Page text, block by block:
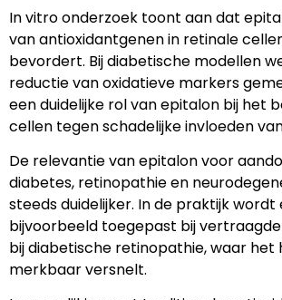
In vitro onderzoek toont aan dat
van antioxidantgenen in retinale
bevordert. Bij diabetische modellen
reductie van oxidatieve markers
een duidelijke rol van epitalon bij het
cellen tegen schadelijke invloeden
De relevantie van epitalon voor
diabetes, retinopathie en
steeds duidelijker. In de praktijk
bijvoorbeeld toegepast bij
bij diabetische retinopathie, waar
merkbaar versnelt.